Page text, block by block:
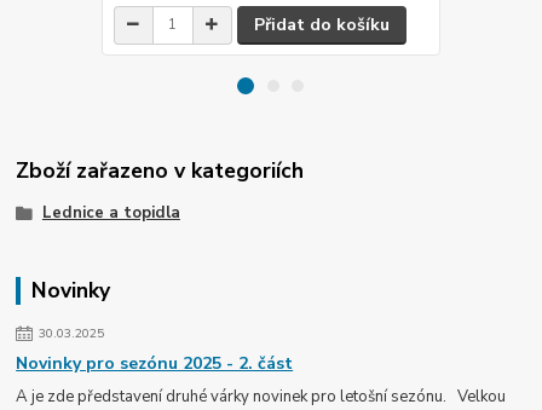
Novinky
30.03.2025
Novinky pro sezónu 2025 - 2. část
A je zde představení druhé várky novinek pro letošní sezónu. Velkou
Přidat do košíku
Zboží zařazeno v kategoriích
Lednice a topidla